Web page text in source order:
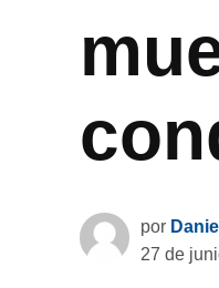
por
27 de